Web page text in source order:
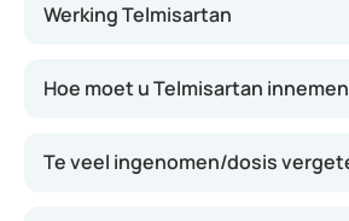
Werking Telmisartan
Hoe moet u Telmisartan
Te veel ingenomen/dosis